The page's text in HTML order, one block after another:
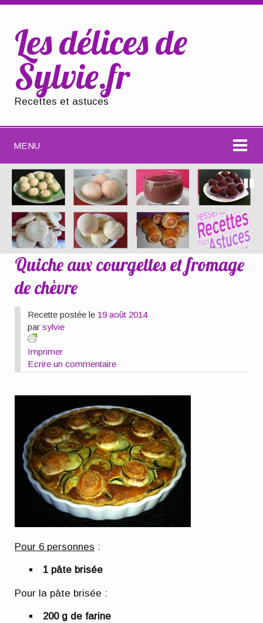
Les délices de
Sylvie.fr
Recettes et astuces
MENU
Quiche aux courgettes et fromage
de chèvre
Recette postée le 19 août 2014
parsylvie
Imprimer
Ecrire un commentaire
Pour 6 personnes :
1 pâte brisée
Pour la pâte brisée :
200 g de farine